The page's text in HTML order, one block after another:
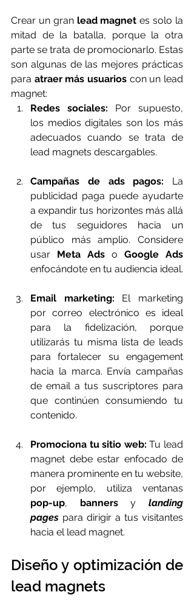
Crear un gran lead magnet es solo la
mitad de la batalla, porque la otra
parte se trata de promocionarlo. Estas
son algunas de las mejores prácticas
para atraer más usuarios con un lead
magnet:
Redes sociales: Por supuesto,
los medios digitales son los más
adecuados cuando se trata de
lead magnets descargables.
Campañas de ads pagos: La
publicidad paga puede ayudarte
a expandir tus horizontes más allá
de tus seguidores hacia un
público más amplio. Considere
usar Meta Ads o Google Ads
enfocándote en tu audiencia ideal.
Email marketing: El marketing
por correo electrónico es ideal
para la fidelización, porque
utilizarás tu misma lista de leads
para fortalecer su engagement
hacia la marca. Envía campañas
de email a tus suscriptores para
que continúen consumiendo tu
contenido.
Promociona tu sitio web: Tu lead
magnet debe estar enfocado de
manera prominente en tu website,
pop-up, banners y landing
pages para dirigir a tus visitantes
hacia el lead magnet.
Diseño y optimización de
lead magnets